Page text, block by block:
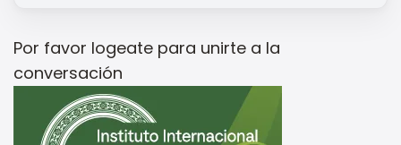
Por favor logeate para unirte a la
conversación